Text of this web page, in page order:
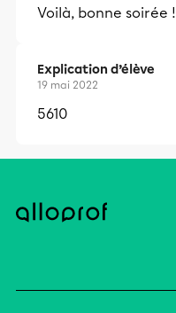
Voilà, bonne soirée !
Explication d’élève
19 mai 2022
5610